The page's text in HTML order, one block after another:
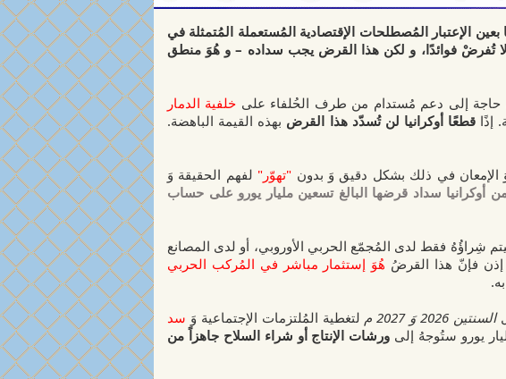
بعين الإعتبار المُصطلحات الإقتصادية المُستعملة المُتمثلة في
تُفرضْ فوائدًا، و لكن هذا القرض يجب سداده – و هُوَ منطق
حاجة إلى دعم مُستدام من طرف الحُلفاء على خلفية الدمار
إذًا قطعًا أوكرانيا لن تُسدّد هذا القرض بهذه القيمة الباهضة.
في ذلك بشكل دقيق وَ بدون "تهوّر" لفهم الحقيقة وَ
من أوكرانيا سداد قرضها البالغ تسعين مليار يورو على حساب
شِراؤُهُ فقط لدى المُجمّع الحربي الأوروبي، أو لدى المصانع
إذن فإنّ هذا القرضُ هُوَ إستثمار مباشر في المُركب الحربي
السنتين 2026 وَ 2027 م لتغطية المُلتزمات الإجتماعية وَ سد
ورشات الإنتاج أو شراء السلاح جاهزاً من